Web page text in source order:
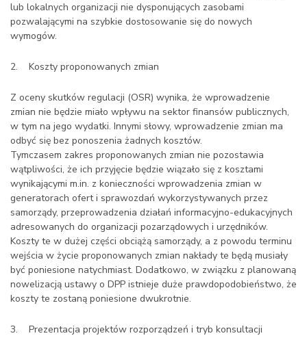
lub lokalnych organizacji nie dysponujących zasobami
pozwalającymi na szybkie dostosowanie się do nowych
wymogów.
2. Koszty proponowanych zmian
Z oceny skutków regulacji (OSR) wynika, że wprowadzenie
zmian nie będzie miało wpływu na sektor finansów publicznych,
w tym na jego wydatki. Innymi słowy, wprowadzenie zmian ma
odbyć się bez ponoszenia żadnych kosztów.
Tymczasem zakres proponowanych zmian nie pozostawia
wątpliwości, że ich przyjęcie będzie wiązało się z kosztami
wynikającymi m.in. z konieczności wprowadzenia zmian w
generatorach ofert i sprawozdań wykorzystywanych przez
samorządy, przeprowadzenia działań informacyjno-edukacyjnych
adresowanych do organizacji pozarządowych i urzędników.
Koszty te w dużej części obciążą samorządy, a z powodu terminu
wejścia w życie proponowanych zmian nakłady te będą musiały
być poniesione natychmiast. Dodatkowo, w związku z planowaną
nowelizacją ustawy o DPP istnieje duże prawdopodobieństwo, że
koszty te zostaną poniesione dwukrotnie.
3. Prezentacja projektów rozporządzeń i tryb konsultacji